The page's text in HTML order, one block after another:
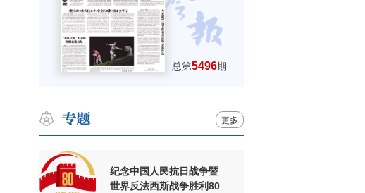
总第5496期
更多
纪念中国人民抗日战争暨
世界反法西斯战争胜利80